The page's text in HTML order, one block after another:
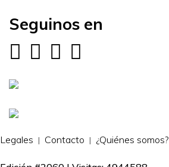
Seguinos en
Legales Contacto ¿Quiénes somos?